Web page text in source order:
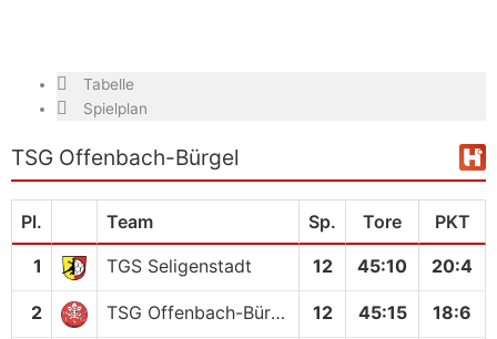
Tabelle
Spielplan
TSG Offenbach-Bürgel
Pl. Team Sp. Tore
PKT
1
TGS Seligenstadt 12 45:10 20:4
2 TSG Offenbach-Bürgel 12 45:15 18:6